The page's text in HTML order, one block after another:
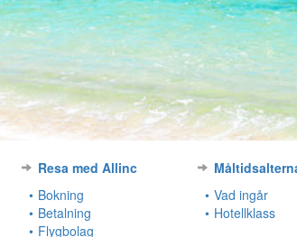
Resa med Allinc
Bokning
Betalning
Flygbolag
Vad ingår
Hotellklass